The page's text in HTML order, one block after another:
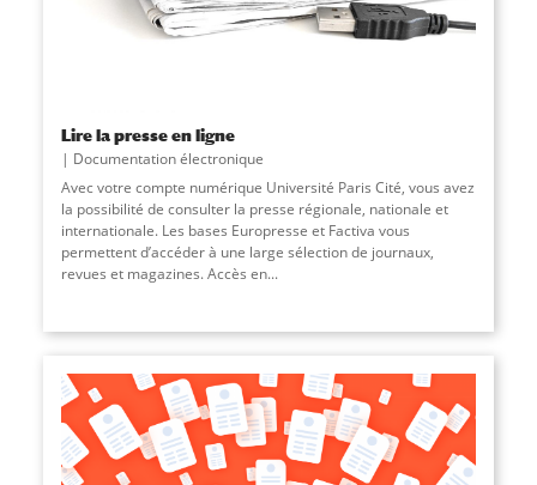
Lire la presse en ligne
Documentation électronique
Avec votre compte numérique Université Paris Cité, vous avez
la possibilité de consulter la presse régionale, nationale et
internationale. Les bases Europresse et Factiva vous
permettent d’accéder à une large sélection de journaux,
revues et magazines. Accès en...